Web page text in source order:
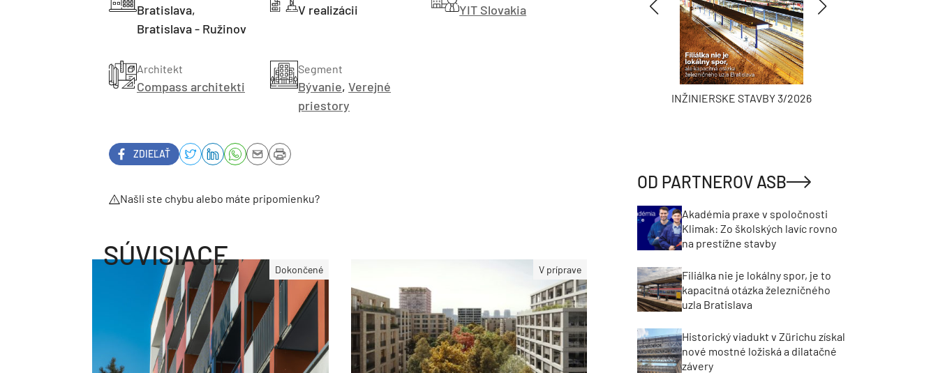
Bratislava,
Bratislava - Ružinov
V realizácii YIT Slovakia
Architekt
Compass architekti
Segment
Bývanie,Verejné
priestory
ZDIEĽAŤ
Našli ste chybu alebo máte pripomienku?
SÚVISIACE Dokončené V príprave
INŽINIERSKE STAVBY 3/2026
OD PARTNEROV ASB
Akadémia praxe v spoločnosti
Klimak: Zo školských lavíc rovno
na prestížne stavby
Filiálka nie je lokálny spor, je to
kapacitná otázka železničného
uzla Bratislava
Historický viadukt v Zürichu získal
nové mostné ložiská a dilatačné
závery